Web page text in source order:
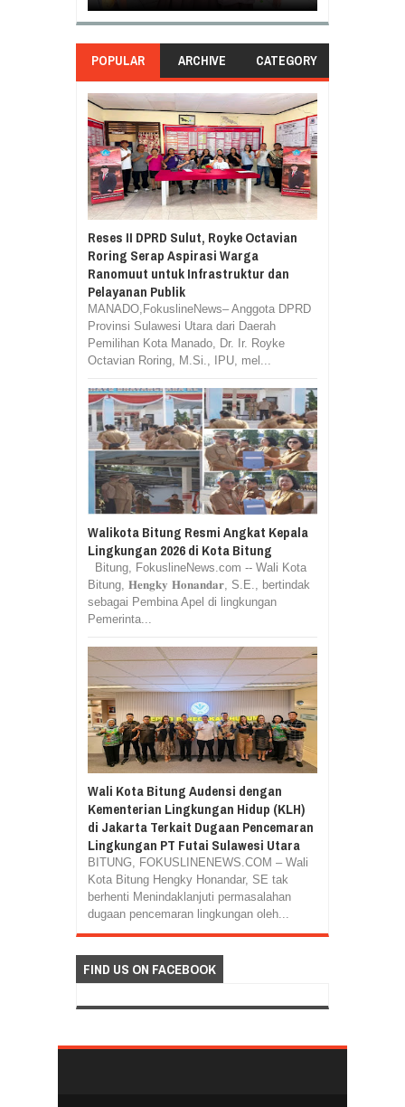
POPULAR ARCHIVE CATEGORY
Reses II DPRD Sulut, Royke Octavian
Roring Serap Aspirasi Warga
Ranomuut untuk Infrastruktur dan
Pelayanan Publik
MANADO,FokuslineNews– Anggota DPRD
Provinsi Sulawesi Utara dari Daerah
Pemilihan Kota Manado, Dr. Ir. Royke
Octavian Roring, M.Si., IPU, mel...
Walikota Bitung Resmi Angkat Kepala
Lingkungan 2026 di Kota Bitung
Bitung, FokuslineNews.com -- Wali Kota
Bitung, 𝐇𝐞𝐧𝐠𝐤𝐲 𝐇𝐨𝐧𝐚𝐧𝐝𝐚𝐫, S.E., bertindak
sebagai Pembina Apel di lingkungan
Pemerinta...
Wali Kota Bitung Audensi dengan
Kementerian Lingkungan Hidup (KLH)
di Jakarta Terkait Dugaan Pencemaran
Lingkungan PT Futai Sulawesi Utara
BITUNG, FOKUSLINENEWS.COM – Wali
Kota Bitung Hengky Honandar, SE tak
berhenti Menindaklanjuti permasalahan
dugaan pencemaran lingkungan oleh...
FIND US ON FACEBOOK